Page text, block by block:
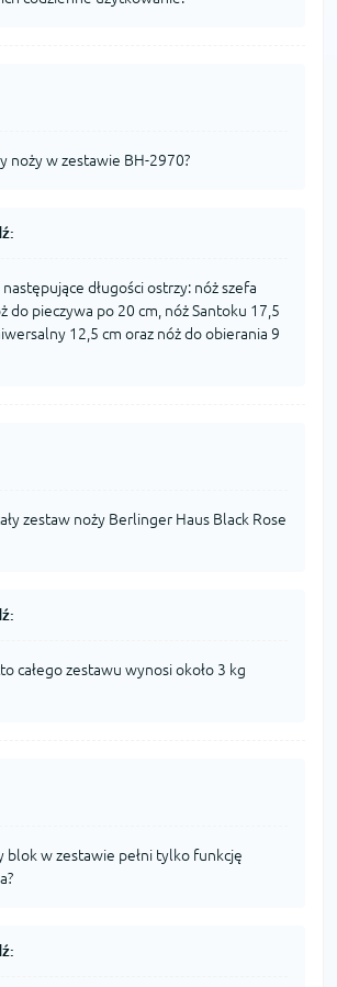
noży w zestawie BH-2970?
długości ostrzy: nóż szefa
do pieczywa po 20 cm, nóż Santoku 17,5
12,5 cm oraz nóż do obierania 9
zestaw noży Berlinger Haus Black Rose
całego zestawu wynosi około 3 kg
blok w zestawie pełni tylko funkcję